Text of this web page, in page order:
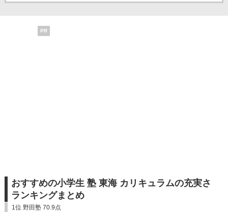
PR
おすすめの小学生 塾 東海 カリキュラムの充実さ
ランキングまとめ
1位 野田塾 70.9点